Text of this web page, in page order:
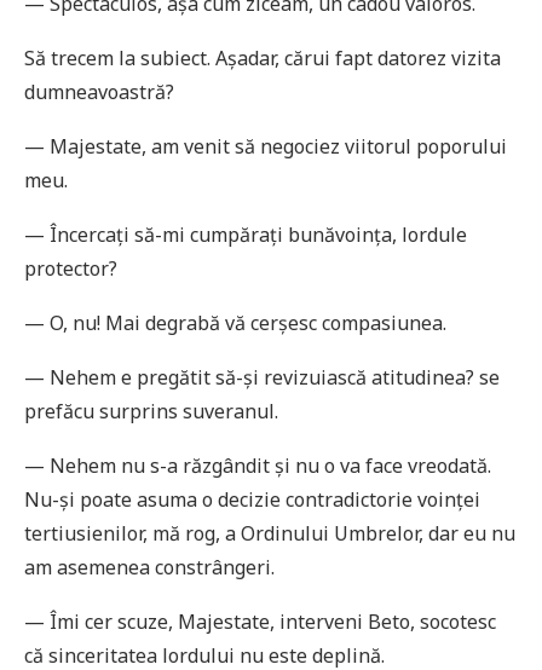
Să trecem la subiect. Așadar, cărui fapt datorez vizita
dumneavoastră?
— Majestate, am venit să negociez viitorul poporului
meu.
— Încercaţi să-mi cumpăraţi bunăvoinţa, lordule
protector?
— O, nu! Mai degrabă vă cerșesc compasiunea.
— Nehem e pregătit să-și revizuiască atitudinea? se
prefăcu surprins suveranul.
— Nehem nu s-a răzgândit și nu o va face vreodată.
Nu-și poate asuma o decizie contradictorie voinţei
tertiusienilor, mă rog, a Ordinului Umbrelor, dar eu nu
am asemenea constrângeri.
— Îmi cer scuze, Majestate, interveni Beto, socotesc
că sinceritatea lordului nu este deplină.